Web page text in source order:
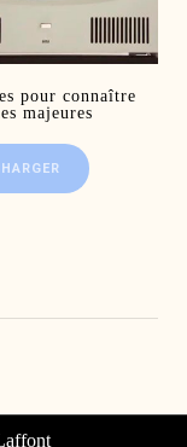
pour connaître
majeures